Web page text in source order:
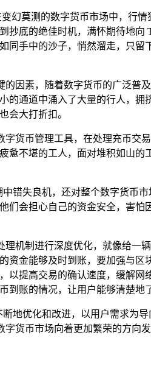
幻莫测的数字货币市场中，行
底的绝佳时机，满怀期待地向
手中的沙子，悄然溜走，只留
因素，随着数字货币的广泛普
通道中涌入了大量的行人，拥
会大打折扣。
货币管理工具，在处理充币交
不堪的工人，面对堆积如山的
错失良机，还对整个数字货币
会担心自己的资金安全，害怕
机制进行深度优化，就像给一
金能够及时到账，要加强与区
提高交易的确认速度，缓解网
账的情况，让用户能够清楚地
地优化和改进，以用户需求为
货币市场向着更加繁荣的方向发